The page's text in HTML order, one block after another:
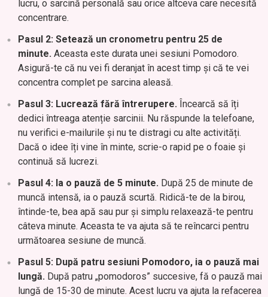
lucru, o sarcină personală sau orice altceva care necesită
concentrare.
Pasul 2: Setează un cronometru pentru 25 de
minute. Aceasta este durata unei sesiuni Pomodoro.
Asigură-te că nu vei fi deranjat în acest timp și că te vei
concentra complet pe sarcina aleasă.
Pasul 3: Lucrează fără întrerupere. Încearcă să îți
dedici întreaga atenție sarcinii. Nu răspunde la telefoane,
nu verifici e-mailurile și nu te distragi cu alte activități.
Dacă o idee îți vine în minte, scrie-o rapid pe o foaie și
continuă să lucrezi.
Pasul 4: Ia o pauză de 5 minute. După 25 de minute de
muncă intensă, ia o pauză scurtă. Ridică-te de la birou,
întinde-te, bea apă sau pur și simplu relaxează-te pentru
câteva minute. Aceasta te va ajuta să te reîncarci pentru
următoarea sesiune de muncă.
Pasul 5: După patru sesiuni Pomodoro, ia o pauză mai
lungă. După patru „pomodoros” succesive, fă o pauză mai
lungă de 15-30 de minute. Acest lucru va ajuta la refacerea